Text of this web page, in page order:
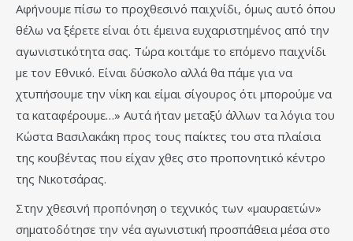
Αφήνουμε πίσω το προχθεσινό παιχνίδι, όμως αυτό όπου
θέλω να ξέρετε είναι ότι έμεινα ευχαριστημένος από την
αγωνιστικότητα σας. Τώρα κοιτάμε το επόμενο παιχνίδι
με τον Εθνικό. Είναι δύσκολο αλλά θα πάμε για να
χτυπήσουμε την νίκη και είμαι σίγουρος ότι μπορούμε να
τα καταφέρουμε…» Αυτά ήταν μεταξύ άλλων τα λόγια του
Κώστα Βασιλακάκη προς τους παίκτες του στα πλαίσια
της κουβέντας που είχαν χθες στο προπονητικό κέντρο
της Νικοτσάρας.
Στην χθεσινή προπόνηση ο τεχνικός των «μαυραετών»
σηματοδότησε την νέα αγωνιστική προσπάθεια μέσα στο